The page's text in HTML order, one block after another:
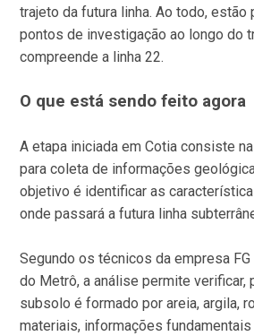
trajeto da futura linha. Ao todo,
pontos de investigação ao longo do
compreende a linha 22.
O que está sendo feito agora
A etapa iniciada em Cotia consiste
para coleta de informações
objetivo é identificar as
onde passará a futura linha
Segundo os técnicos da empresa
do Metrô, a análise permite verificar,
subsolo é formado por areia, argila,
materiais, informações